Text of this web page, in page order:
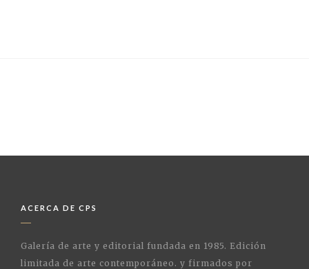
ACERCA DE CPS
Galería de arte y editorial fundada en 1985. Edición
limitada de arte contemporáneo. y firmados por